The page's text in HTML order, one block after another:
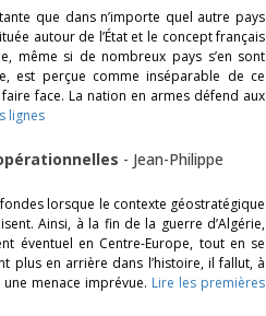
que dans n’importe quel autre pays
autour de l’État et le concept français
même si de nombreux pays s’en sont
est perçue comme inséparable de ce
face. La nation en armes défend aux
lignes
- Jean-Philippe
lorsque le contexte géostratégique
Ainsi, à la fin de la guerre d’Algérie,
éventuel en Centre-Europe, tout en se
plus en arrière dans l’histoire, il fallut, à
menace imprévue. Lire les premières